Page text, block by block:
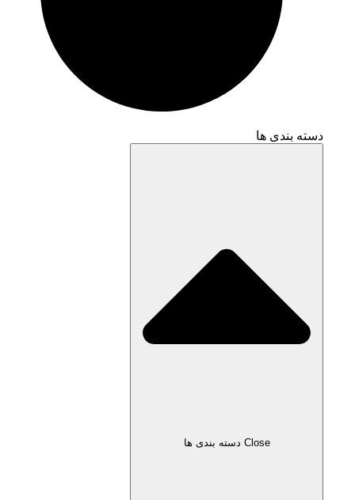
دسته بندی ها
Close دسته بندی ها